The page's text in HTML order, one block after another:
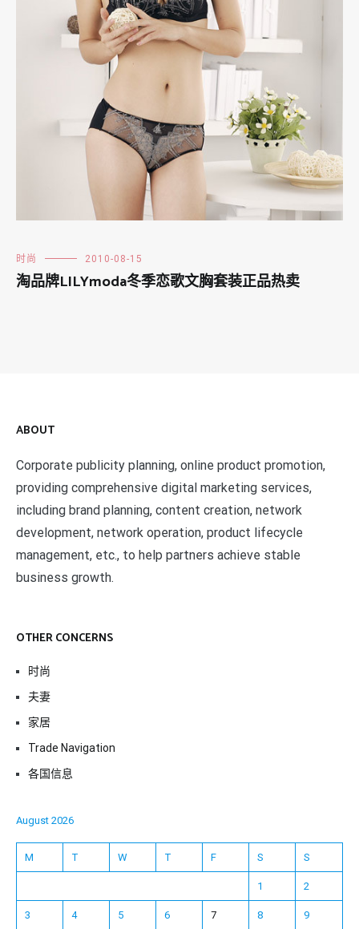
时尚 2010-08-15
淘品牌LILYmoda冬季恋歌文胸套装正品热卖
ABOUT
Corporate publicity planning, online product promotion,
providing comprehensive digital marketing services,
including brand planning, content creation, network
development, network operation, product lifecycle
management, etc., to help partners achieve stable
business growth.
OTHER CONCERNS
时尚
夫妻
家居
Trade Navigation
各国信息
August 2026
M T W T F S S
1 2
3 4 5 6 7 8 9